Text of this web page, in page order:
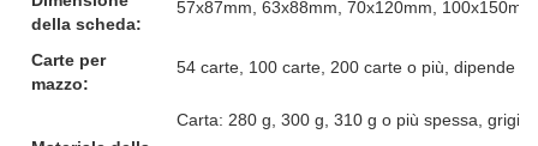
della scheda:
57x87mm, 63x88mm, 70x120mm,
Carte per
mazzo:
54 carte, 100 carte, 200 carte o più, dipende
Carta: 280 g, 300 g, 310 g o più spessa,